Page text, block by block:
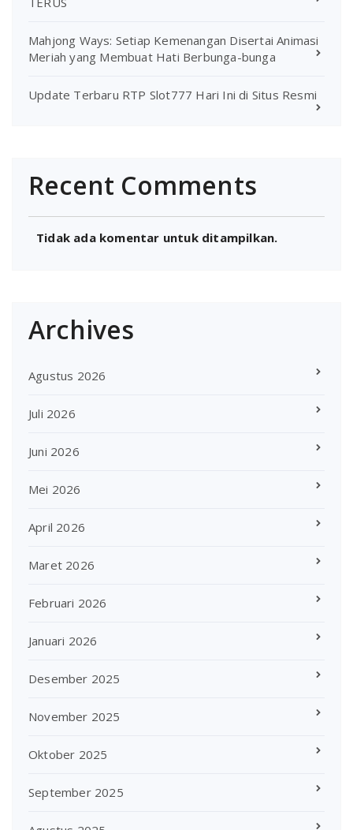
Mahjong Ways: Setiap Kemenangan Disertai Animasi
Meriah yang Membuat Hati Berbunga-bunga
Update Terbaru RTP Slot777 Hari Ini di Situs Resmi
Recent Comments
Tidak ada komentar untuk ditampilkan.
Archives
Agustus 2026
Juli 2026
Juni 2026
Mei 2026
April 2026
Maret 2026
Februari 2026
Januari 2026
Desember 2025
November 2025
Oktober 2025
September 2025